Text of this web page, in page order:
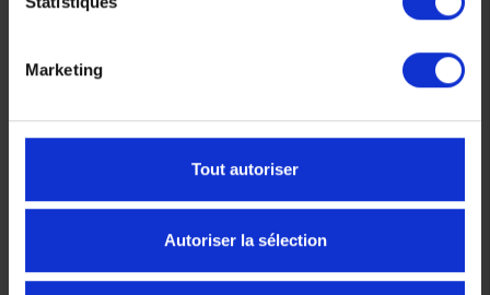
Marketing
Tout autoriser
Autoriser la sélection
-50%